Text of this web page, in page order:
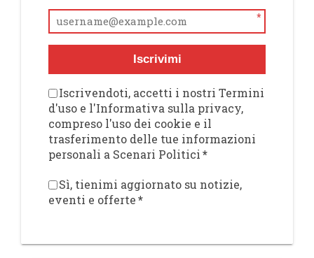
*
Iscrivimi
Iscrivendoti, accetti i nostri Termini
d'uso e l'Informativa sulla privacy,
compreso l'uso dei cookie e il
trasferimento delle tue informazioni
personali a Scenari Politici*
Sì, tienimi aggiornato su notizie,
eventi e offerte*